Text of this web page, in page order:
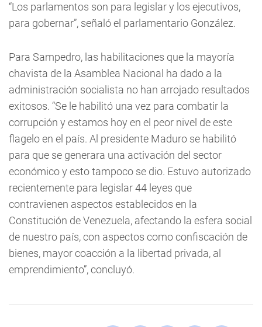
“Los parlamentos son para legislar y los ejecutivos,
para gobernar”, señaló el parlamentario González.
Para Sampedro, las habilitaciones que la mayoría
chavista de la Asamblea Nacional ha dado a la
administración socialista no han arrojado resultados
exitosos. “Se le habilitó una vez para combatir la
corrupción y estamos hoy en el peor nivel de este
flagelo en el país. Al presidente Maduro se habilitó
para que se generara una activación del sector
económico y esto tampoco se dio. Estuvo autorizado
recientemente para legislar 44 leyes que
contravienen aspectos establecidos en la
Constitución de Venezuela, afectando la esfera social
de nuestro país, con aspectos como confiscación de
bienes, mayor coacción a la libertad privada, al
emprendimiento”, concluyó.